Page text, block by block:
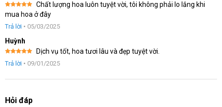
Được xếp
hạng5 5
sao
Chất lượng hoa luôn tuyệt vời, tôi không phải lo lắng khi
mua hoa ở đây
Trả lời • 05/03/2025
Huỳnh
Được xếp
hạng5 5
Dịch vụ tốt, hoa tươi lâu và đẹp tuyệt vời.
Trả lời • 09/01/2025
Hỏi đáp